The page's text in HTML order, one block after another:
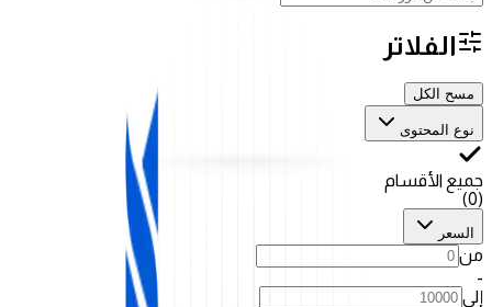
الفلاتر
مسح الكل
نوع المحتوى
جميع الأقسام
(
0
)
السعر
من
-
إلى